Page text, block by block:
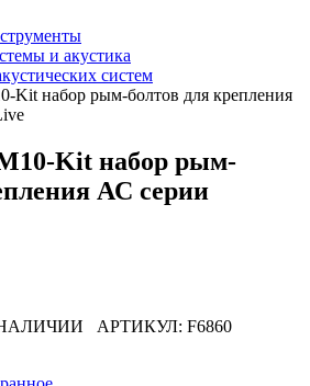
и акустика
систем
Kit набор рым-болтов для крепления
Kit набор рым-
АС серии
АРТИКУЛ: F6860